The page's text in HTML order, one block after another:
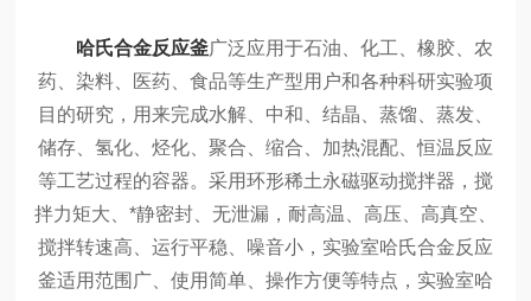
哈氏合金反应釜广泛应用于石油、化工、橡胶、农
药、染料、医药、食品等生产型用户和各种科研实验项
目的研究，用来完成水解、中和、结晶、蒸馏、蒸发、
储存、氢化、烃化、聚合、缩合、加热混配、恒温反应
等工艺过程的容器。采用环形稀土永磁驱动搅拌器，搅
拌力矩大、*静密封、无泄漏，耐高温、高压、高真空、
搅拌转速高、运行平稳、噪音小，实验室哈氏合金反应
釜适用范围广、使用简单、操作方便等特点，实验室哈